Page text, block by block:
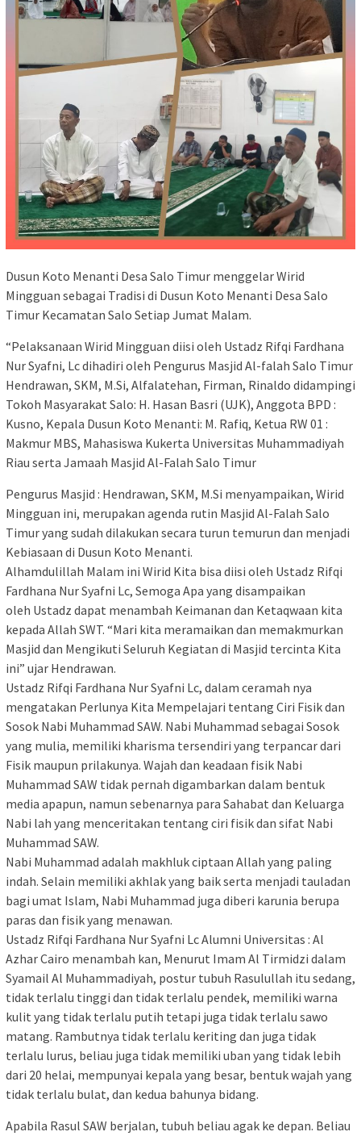
Dusun Koto Menanti Desa Salo Timur menggelar Wirid
Mingguan sebagai Tradisi di Dusun Koto Menanti Desa Salo
Timur Kecamatan Salo Setiap Jumat Malam.
“Pelaksanaan Wirid Mingguan diisi oleh Ustadz Rifqi Fardhana
Nur Syafni, Lc dihadiri oleh Pengurus Masjid Al-falah Salo Timur
Hendrawan, SKM, M.Si, Alfalatehan, Firman, Rinaldo didampingi
Tokoh Masyarakat Salo: H. Hasan Basri (UJK), Anggota BPD :
Kusno, Kepala Dusun Koto Menanti: M. Rafiq, Ketua RW 01 :
Makmur MBS, Mahasiswa Kukerta Universitas Muhammadiyah
Riau serta Jamaah Masjid Al-Falah Salo Timur
Pengurus Masjid : Hendrawan, SKM, M.Si menyampaikan, Wirid
Mingguan ini, merupakan agenda rutin Masjid Al-Falah Salo
Timur yang sudah dilakukan secara turun temurun dan menjadi
Kebiasaan di Dusun Koto Menanti.
Alhamdulillah Malam ini Wirid Kita bisa diisi oleh Ustadz Rifqi
Fardhana Nur Syafni Lc, Semoga Apa yang disampaikan
oleh Ustadz dapat menambah Keimanan dan Ketaqwaan kita
kepada Allah SWT. “Mari kita meramaikan dan memakmurkan
Masjid dan Mengikuti Seluruh Kegiatan di Masjid tercinta Kita
ini” ujar Hendrawan.
Ustadz Rifqi Fardhana Nur Syafni Lc, dalam ceramah nya
mengatakan Perlunya Kita Mempelajari tentang Ciri Fisik dan
Sosok Nabi Muhammad SAW. Nabi Muhammad sebagai Sosok
yang mulia, memiliki kharisma tersendiri yang terpancar dari
Fisik maupun prilakunya. Wajah dan keadaan fisik Nabi
Muhammad SAW tidak pernah digambarkan dalam bentuk
media apapun, namun sebenarnya para Sahabat dan Keluarga
Nabi lah yang menceritakan tentang ciri fisik dan sifat Nabi
Muhammad SAW.
Nabi Muhammad adalah makhluk ciptaan Allah yang paling
indah. Selain memiliki akhlak yang baik serta menjadi tauladan
bagi umat Islam, Nabi Muhammad juga diberi karunia berupa
paras dan fisik yang menawan.
Ustadz Rifqi Fardhana Nur Syafni Lc Alumni Universitas : Al
Azhar Cairo menambah kan, Menurut Imam Al Tirmidzi dalam
Syamail Al Muhammadiyah, postur tubuh Rasulullah itu sedang,
tidak terlalu tinggi dan tidak terlalu pendek, memiliki warna
kulit yang tidak terlalu putih tetapi juga tidak terlalu sawo
matang. Rambutnya tidak terlalu keriting dan juga tidak
terlalu lurus, beliau juga tidak memiliki uban yang tidak lebih
dari 20 helai, mempunyai kepala yang besar, bentuk wajah yang
tidak terlalu bulat, dan kedua bahunya bidang.
Apabila Rasul SAW berjalan, tubuh beliau agak ke depan. Beliau